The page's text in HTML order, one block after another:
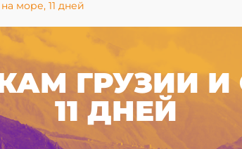
море, 11 дней
ГРУЗИИ
11 ДНЕЙ